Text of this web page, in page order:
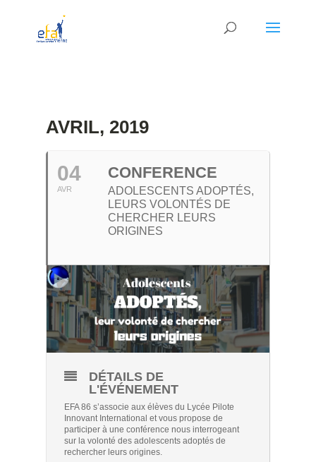
AVRIL, 2019
04
AVR
CONFERENCE
ADOLESCENTS ADOPTÉS,
LEURS VOLONTÉS DE
CHERCHER LEURS
ORIGINES
DÉTAILS DE
L'ÉVÉNEMENT
EFA 86 s’associe aux élèves du Lycée Pilote
Innovant International et vous propose de
participer à une conférence nous interrogeant
sur la volonté des adolescents adoptés de
rechercher leurs origines.